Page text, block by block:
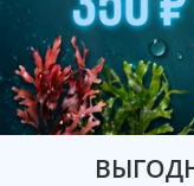
от 450 руб